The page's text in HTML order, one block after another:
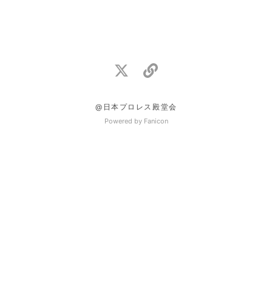
@日本プロレス殿堂会
Powered by Fanicon